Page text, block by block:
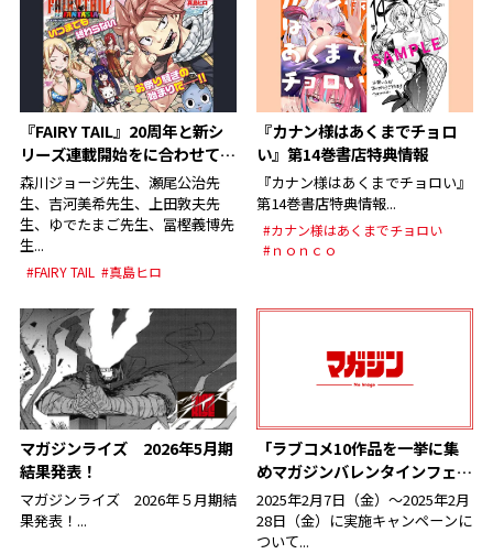
『FAIRY TAIL』20周年と新シ
リーズ連載開始をに合わせてイ
ラスト公開！出版社・編集部を
超えた作家たちが大集結!!
森川ジョージ先生、瀬尾公治先
生、吉河美希先生、上田敦夫先
生、ゆでたまご先生、冨樫義博先
生...
#FAIRY TAIL #真島ヒロ
『カナン様はあくまでチョロ
い』第14巻書店特典情報
『カナン様はあくまでチョロい』
第14巻書店特典情報...
#カナン様はあくまでチョロい
#ｎｏｎｃｏ
マガジンライズ 2026年5月期
結果発表！
マガジンライズ 2026年５月期結
果発表！...
「ラブコメ10作品を一挙に集
めマガジンバレンタインフェア
を開催！Wチャンス抽選キャン
ペーン」に関するお詫びとお知
らせ
2025年2月7日（金）～2025年2月
28日（金）に実施キャンペーンに
ついて...